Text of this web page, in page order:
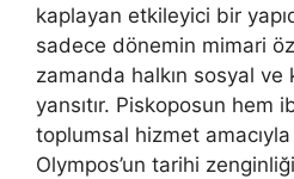
kaplayan etkileyici bir
sadece dönemin mimari
zamanda halkın sosyal ve
yansıtır. Piskoposun hem
toplumsal hizmet amacıyla
Olympos’un tarihi